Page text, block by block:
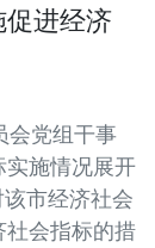
进经济
会党组干事
实施情况展开
市经济社会
社会指标的措